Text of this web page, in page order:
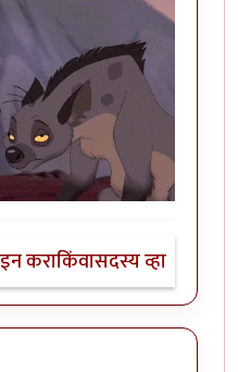
कराकिंवासदस्य व्हा